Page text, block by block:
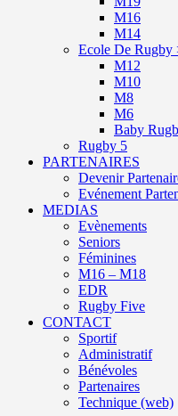
M16
M14
Ecole De Rugby
M12
M10
M8
M6
Baby
Rugby 5
PARTENAIRES
Devenir
Evénement
MEDIAS
Evènements
Seniors
Féminines
M16 – M18
EDR
Rugby Five
CONTACT
Sportif
Administratif
Bénévoles
Partenaires
Technique (web)